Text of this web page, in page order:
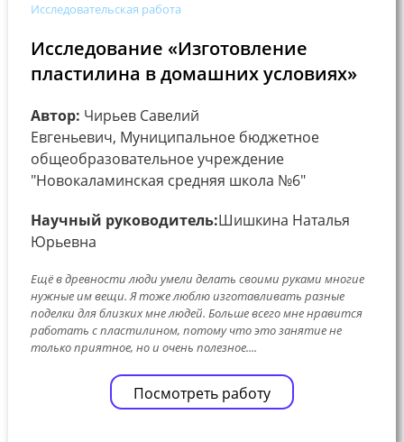
Исследовательская работа
Исследование «Изготовление
пластилина в домашних условиях»
Автор: Чирьев Савелий
Евгеньевич, Муниципальное бюджетное
общеобразовательное учреждение
"Новокаламинская средняя школа №6"
Научный руководитель:Шишкина Наталья
Юрьевна
Ещё в древности люди умели делать своими руками многие
нужные им вещи. Я тоже люблю изготавливать разные
поделки для близких мне людей. Больше всего мне нравится
работать с пластилином, потому что это занятие не
только приятное, но и очень полезное....
Посмотреть работу